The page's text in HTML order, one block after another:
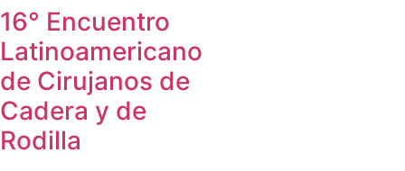
16° Encuentro
Latinoamericano
de Cirujanos de
Cadera y de
Rodilla